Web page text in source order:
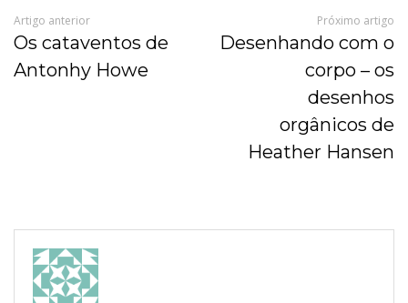
Artigo anterior
Os cataventos de
Antonhy Howe
Próximo artigo
Desenhando com o
corpo – os
desenhos
orgânicos de
Heather Hansen